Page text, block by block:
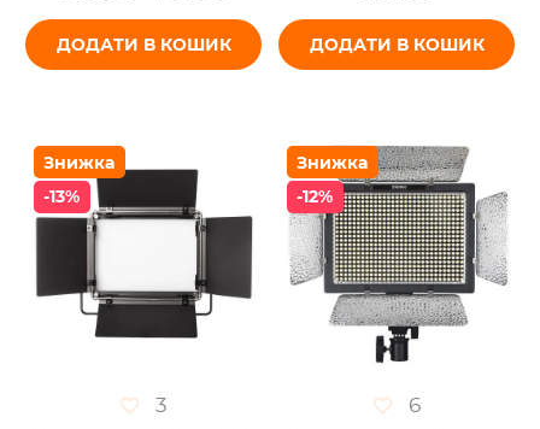
ДОДАТИ В КОШИК ДОДАТИ В КОШИК
Знижка
-13%
3
Знижка
-12%
6